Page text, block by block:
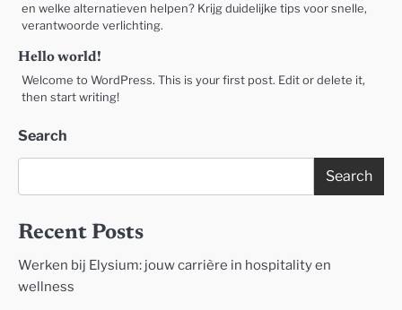
en welke alternatieven helpen? Krijg duidelijke tips voor snelle,
verantwoorde verlichting.
Hello world!
Welcome to WordPress. This is your first post. Edit or delete it,
then start writing!
Search
Search
Recent Posts
Werken bij Elysium: jouw carrière in hospitality en
wellness